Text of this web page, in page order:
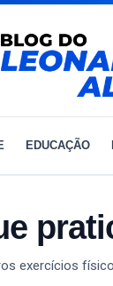
EDUCAÇÃO
exercícios